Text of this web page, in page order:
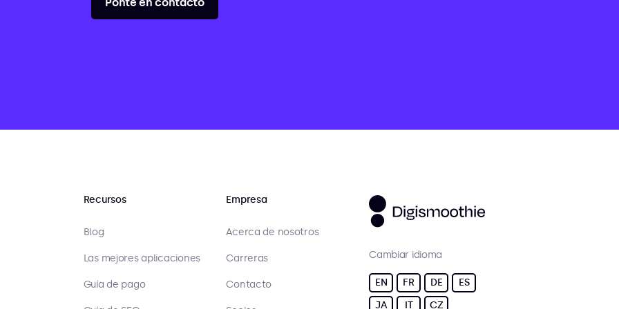
Recursos
Blog
Las mejores aplicaciones
Guía de pago
Empresa
Acerca de nosotros
Carreras
Contacto
Cambiar idioma
EN FR DE
ES
JA
IT CZ